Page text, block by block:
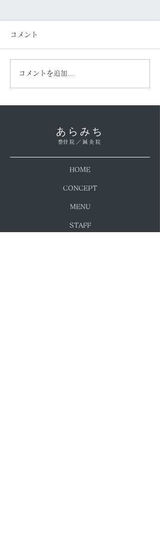
コメント
コメントを追加…
​あらみち
​整骨院／鍼灸院
​HOME
​CONCEPT
​MENU
​STAFF